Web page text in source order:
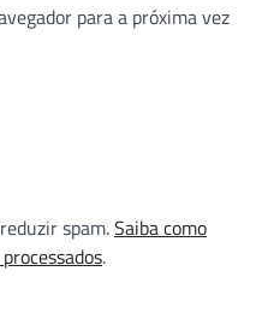
para a próxima vez
spam.Saiba como
.